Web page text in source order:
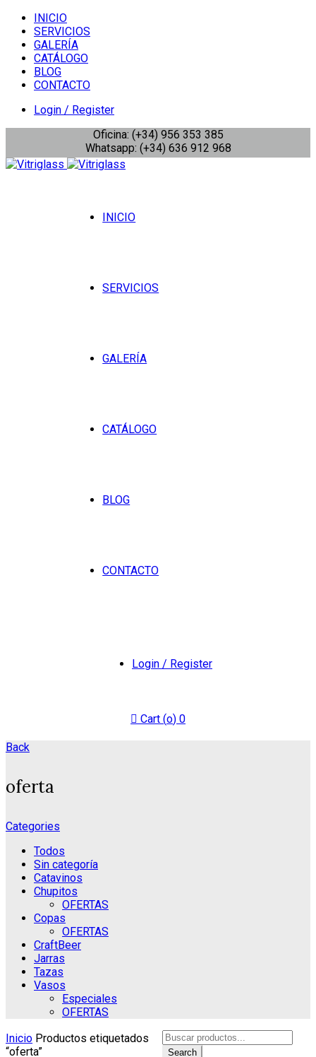
INICIO
SERVICIOS
GALERÍA
CATÁLOGO
BLOG
CONTACTO
Login / Register
Oficina: (+34) 956 353 385
Whatsapp: (+34) 636 912 968
INICIO
SERVICIOS
GALERÍA
CATÁLOGO
BLOG
CONTACTO
Login / Register
Cart (o) 0
Back
oferta
Categories
Todos
Sin categoría
Catavinos
Chupitos
OFERTAS
Copas
OFERTAS
CraftBeer
Jarras
Tazas
Vasos
Especiales
OFERTAS
Inicio Productos etiquetados
“oferta”
Search
for:
Search